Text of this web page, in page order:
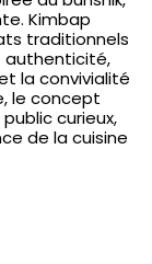
Kimbap
traditionnels
authenticité,
la convivialité
le concept
curieux,
de la cuisine